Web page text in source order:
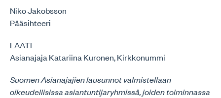
Niko Jakobsson
Pääsihteeri
LAATI
Asianajaja Katariina Kuronen, Kirkkonummi
Suomen Asianajajien lausunnot valmistellaan
oikeudellisissa asiantuntijaryhmissä, joiden toiminnassa